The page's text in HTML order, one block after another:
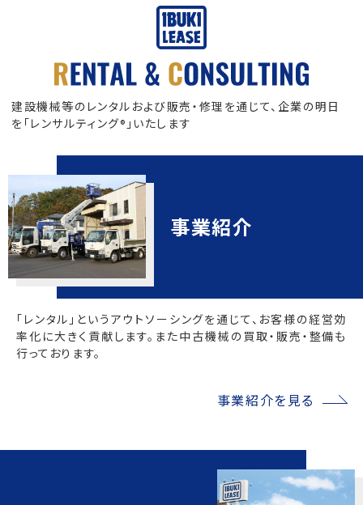
建設機械等のレンタルおよび販売・修理を通じて、 企業の明日
を「レンサルティング® 」いたします
事業紹介
「レンタル」というアウトソーシングを通じて、お客様の経営効
率化に大きく貢献します。また中古機械の買取・販売・整備も
行っております。
事業紹介を見る